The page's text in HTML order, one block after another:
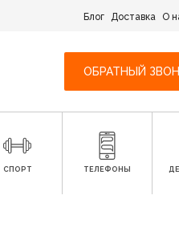
Блог Доставка О
ОБРАТНЫЙ
СПОРТ ТЕЛЕФОНЫ